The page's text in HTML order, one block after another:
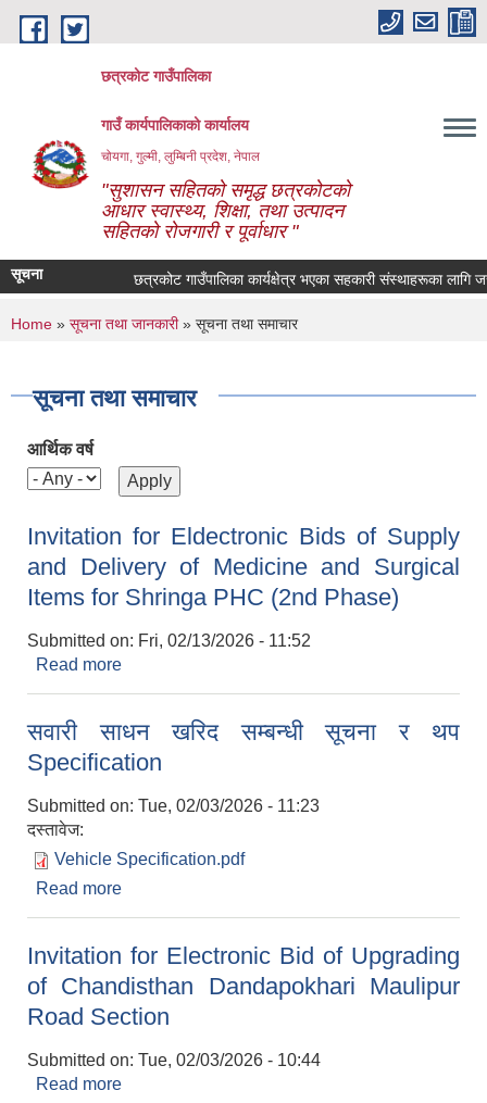
Skip to main content
छत्रकोट गाउँपालिका
गाउँ कार्यपालिकाको कार्यालय
चोयगा, गुल्मी, लुम्बिनी प्रदेश, नेपाल
"सुशासन सहितको समृद्ध छत्रकोटको
आधार स्वास्थ्य, शिक्षा, तथा उत्पादन
सहितको रोजगारी र पूर्वाधार "
सूचना छत्रकोट गाउँपालिका कार्यक्षेत्र भएका सहकारी संस्थाहरूका लागि
You are here
Home » सूचना तथा जानकारी» सूचना तथा समाचार
सूचना तथा समाचार
आर्थिक वर्ष
Invitation for Eldectronic Bids of Supply
and Delivery of Medicine and Surgical
Items for Shringa PHC (2nd Phase)
Submitted on: Fri, 02/13/2026 - 11:52
Read more
सवारी साधन खरिद सम्बन्धी सूचना र थप
Specification
Submitted on: Tue, 02/03/2026 - 11:23
दस्तावेज:
Vehicle Specification.pdf
Read more
Invitation for Electronic Bid of Upgrading
of Chandisthan Dandapokhari Maulipur
Road Section
Submitted on: Tue, 02/03/2026 - 10:44
Read more